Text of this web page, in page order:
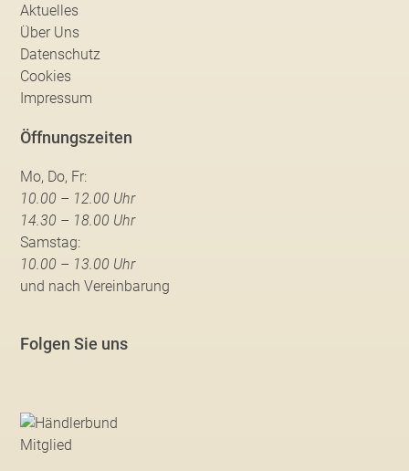
Aktuelles
Über Uns
Datenschutz
Cookies
Impressum
Öffnungszeiten
Mo, Do, Fr:
10.00 – 12.00 Uhr
14.30 – 18.00 Uhr
Samstag:
10.00 – 13.00 Uhr
und nach Vereinbarung
Folgen Sie uns